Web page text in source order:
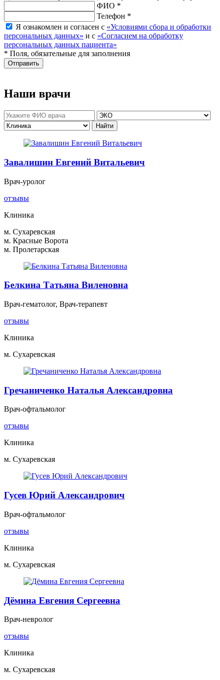
ФИО *
Телефон *
Я ознакомлен и согласен с «Условиями сбора и обработки
персональных данных» и с «Согласием на обработку
персональных данных пациента»
* Поля, обязательные для заполнения
Отправить
Наши врачи
Завалишин Евгений Витальевич
Врач-уролог
отзывы
Клиника
м. Сухаревская
м. Красные Ворота
м. Пролетарская
Белкина Татьяна Виленовна
Врач-гематолог, Врач-терапевт
отзывы
Клиника
м. Сухаревская
Гречаниченко Наталья Александровна
Врач-офтальмолог
отзывы
Клиника
м. Сухаревская
Гусев Юрий Александрович
Врач-офтальмолог
отзывы
Клиника
м. Сухаревская
Дёмина Евгения Сергеевна
Врач-невролог
отзывы
Клиника
м. Сухаревская